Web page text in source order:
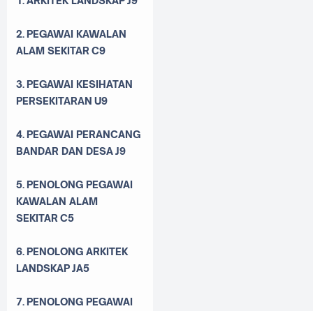
2. PEGAWAI KAWALAN
ALAM SEKITAR C9
3. PEGAWAI KESIHATAN
PERSEKITARAN U9
4. PEGAWAI PERANCANG
BANDAR DAN DESAJ9
5. PENOLONG PEGAWAI
KAWALAN ALAM
SEKITAR C5
6. PENOLONG ARKITEK
LANDSKAPJA5
7. PENOLONG PEGAWAI